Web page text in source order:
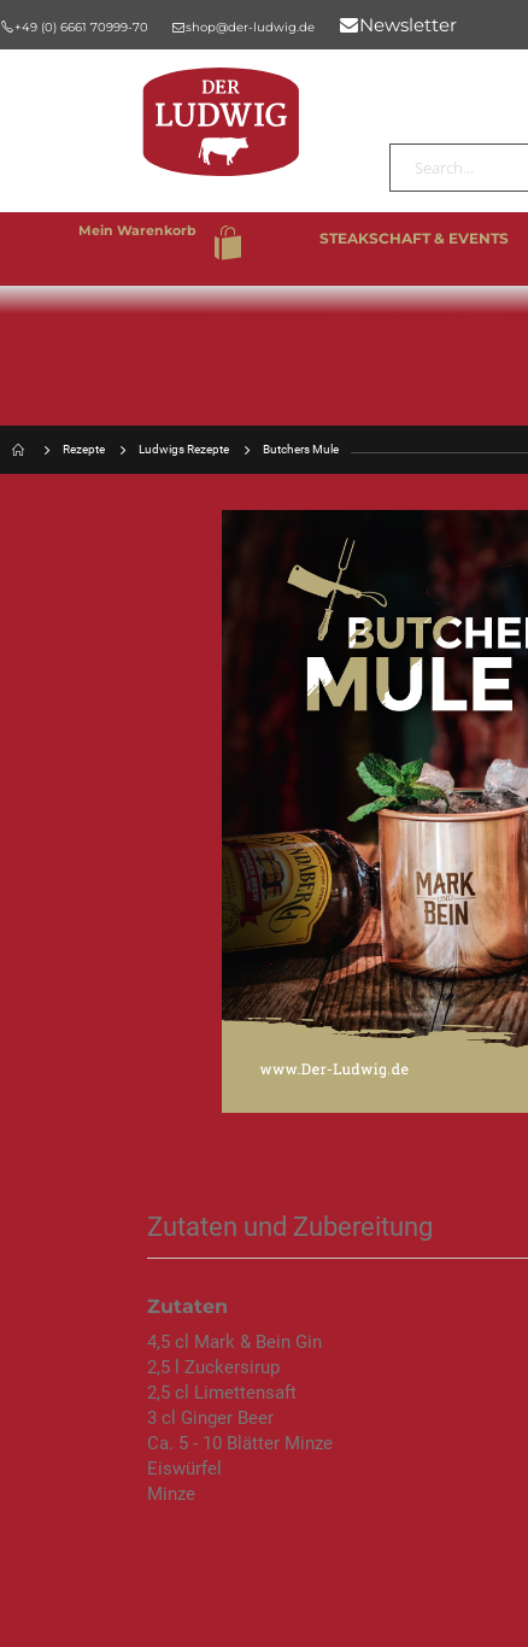
+49 (0) 6661 70999-70 shop@der-ludwig.de Newsletter
Mein Warenkorb
Suche
STEAKSCHAFT & EVENTS
Rezepte Ludwigs Rezepte Butchers Mule
Zutaten und Zubereitung
Zutaten
4,5 cl Mark & Bein Gin
2,5 l Zuckersirup
2,5 cl Limettensaft
3 cl Ginger Beer
Ca. 5 - 10 Blätter Minze
Eiswürfel
Minze